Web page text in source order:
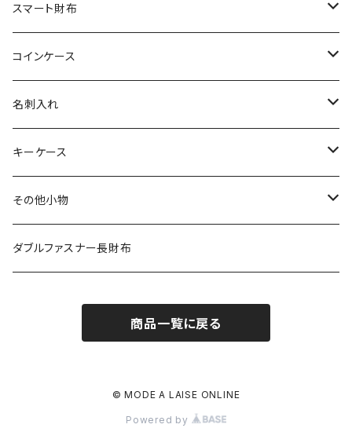
その他の革
エレファント
その他の革
リザード
エレファント
その他の革
シャーク
リザード
エレファント
その他の革
オーストリッチ
シャーク
リザード
エレファント
その他の革
ダイヤモンドパイソン
オーストリッチ
シャーク
リザード
エレファント
その他の革
クロコダイル
ダイヤモンドパイソン
オーストリッチ
シャーク
リザード
エレファント
スマート財布
クロコダイル
ダイヤモンドパイソン
オーストリッチ
シャーク
リザード
コインケース
クロコダイル
ダイヤモンドパイソン
オーストリッチ
シャーク
名刺入れ
クロコダイル
ダイヤモンドパイソン
オーストリッチ
キーケース
クロコダイル
ダイヤモンドパイソン
その他小物
クロコダイル
オーストリッチ
ダブルファスナー長財布
商品一覧に戻る
© MODE A LAISE ONLINE
Powered by